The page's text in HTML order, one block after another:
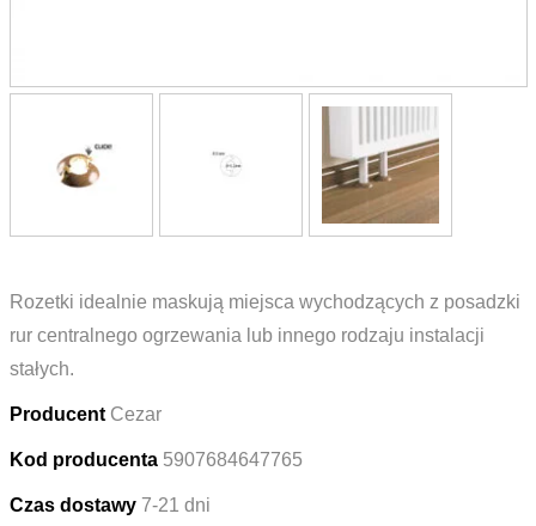
Rozetki idealnie maskują miejsca wychodzących z posadzki
rur centralnego ogrzewania lub innego rodzaju instalacji
stałych.
Producent Cezar
Kod producenta 5907684647765
Czas dostawy 7-21 dni